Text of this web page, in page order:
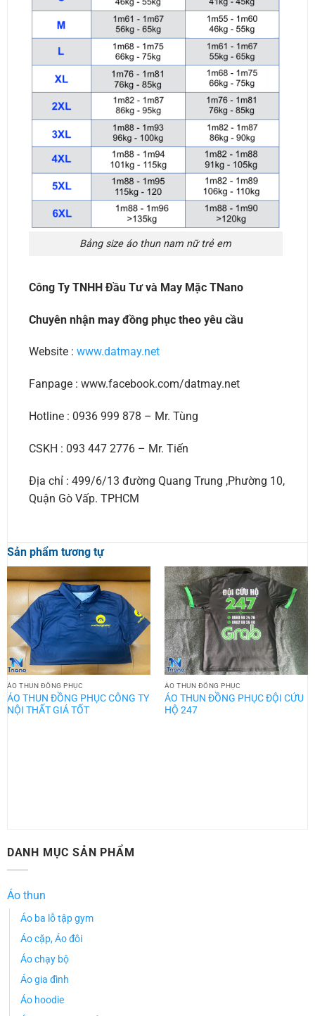
Bảng size áo thun nam nữ trẻ em
Công Ty TNHH Đầu Tư và May Mặc TNano
Chuyên nhận may đồng phục theo yêu cầu
Website : www.datmay.net
Fanpage : www.facebook.com/datmay.net
Hotline : 0936 999 878 – Mr. Tùng
CSKH : 093 447 2776 – Mr. Tiến
Địa chỉ : 499/6/13 đường Quang Trung ,Phường 10,
Quận Gò Vấp. TPHCM
Sản phẩm tương tự
ÁO THUN ĐỒNG PHỤC
ÁO THUN ĐỒNG PHỤC CÔNG TY
NỘI THẤT GIÁ TỐT
ÁO THUN ĐỒNG PHỤC
ÁO THUN ĐỒNG PHỤC ĐỘI CỨU
HỘ 247
DANH MỤC SẢN PHẨM
Áo thun
Áo ba lỗ tập gym
Áo cặp, Áo đôi
Áo chạy bộ
Áo gia đình
Áo hoodie